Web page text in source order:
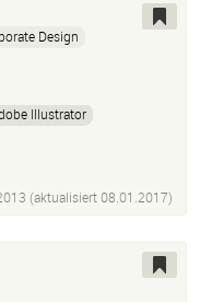
Design
Illustrator
(aktualisiert08.01.2017)